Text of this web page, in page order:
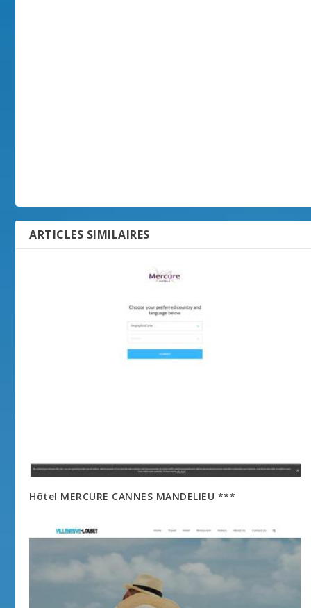
ARTICLES SIMILAIRES
Hôtel MERCURE CANNES MANDELIEU ***